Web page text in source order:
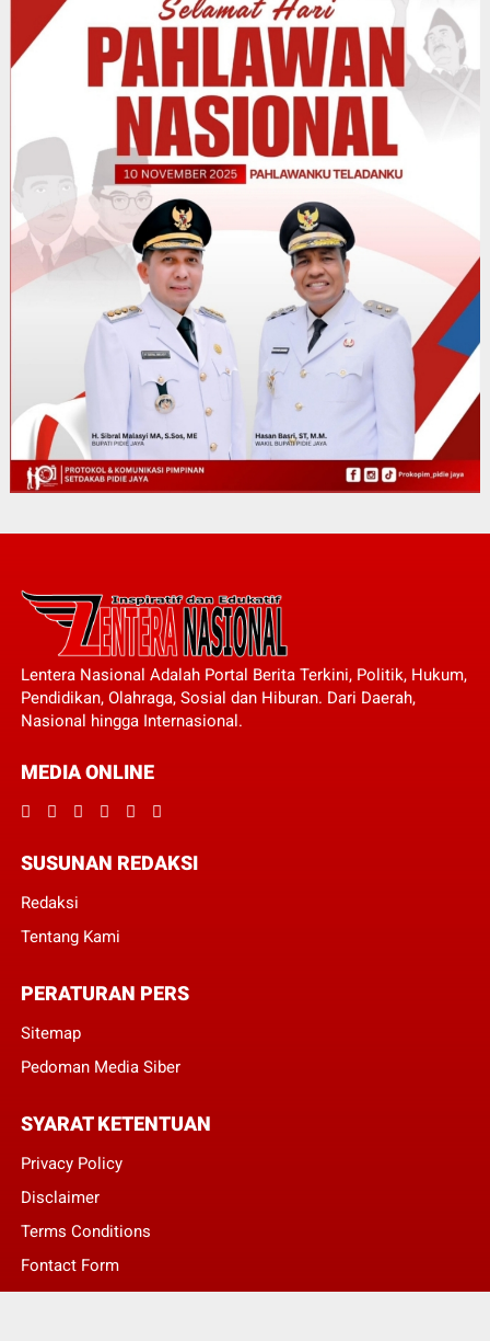
Lentera Nasional Adalah Portal Berita Terkini, Politik, Hukum,
Pendidikan, Olahraga, Sosial dan Hiburan. Dari Daerah,
Nasional hingga Internasional.
MEDIA ONLINE
SUSUNAN REDAKSI
Redaksi
Tentang Kami
PERATURAN PERS
Sitemap
Pedoman Media Siber
SYARAT KETENTUAN
Privacy Policy
Disclaimer
Terms Conditions
Fontact Form